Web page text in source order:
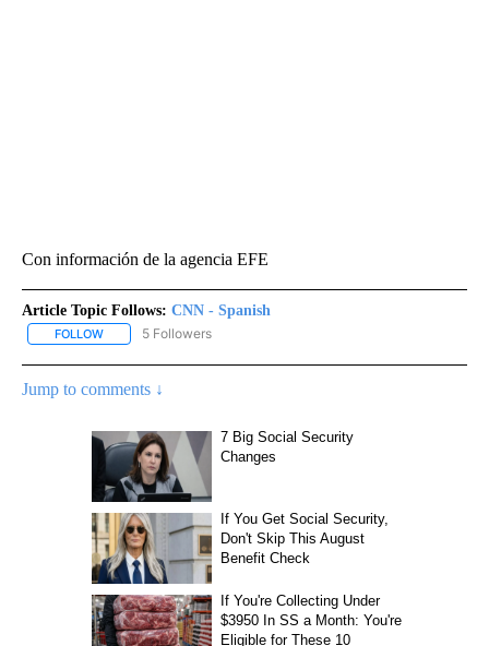
Con información de la agencia EFE
Article Topic Follows: CNN - Spanish
FOLLOW FOLLOW "CNN - SPANISH" TO RECEIVE NOTIFICATIONS ABOUT
5 Followers
Jump to comments ↓